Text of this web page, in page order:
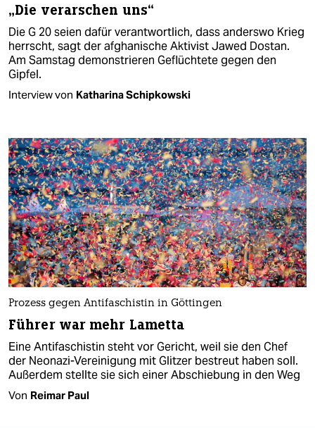
„Die verarschen uns“
Die G 20 seien dafür verantwortlich, dass anderswo Krieg
herrscht, sagt der afghanische Aktivist Jawed Dostan.
Am Samstag demonstrieren Geflüchtete gegen den
Gipfel.
Interview von Katharina Schipkowski
Prozess gegen Antifaschistin in Göttingen
Führer war mehr Lametta
Eine Antifaschistin steht vor Gericht, weil sie den Chef
der Neonazi-Vereinigung mit Glitzer bestreut haben soll.
Außerdem stellte sie sich einer Abschiebung in den Weg
Von Reimar Paul